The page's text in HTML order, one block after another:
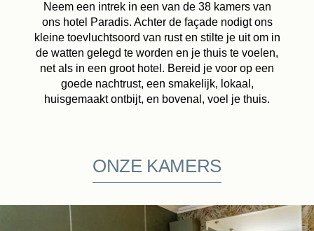
Neem een intrek in een van de 38 kamers van
ons hotel Paradis. Achter de façade nodigt ons
kleine toevluchtsoord van rust en stilte je uit om in
de watten gelegd te worden en je thuis te voelen,
net als in een groot hotel. Bereid je voor op een
goede nachtrust, een smakelijk, lokaal,
huisgemaakt ontbijt, en bovenal, voel je thuis.
ONZE KAMERS